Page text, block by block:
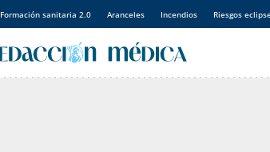
Formación sanitaria 2.0 Aranceles Incendios Riesgos